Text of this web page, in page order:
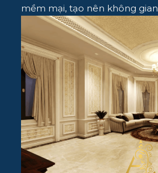
mềm mại, tạo nên không